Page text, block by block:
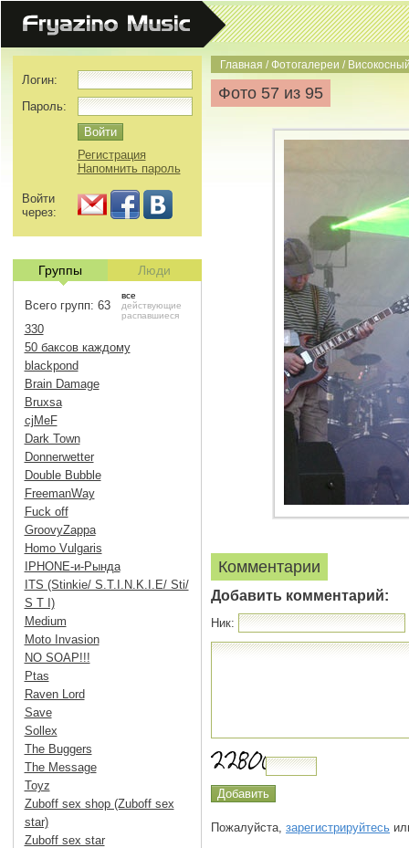
Главная /Фотогалереи /
Фото 57 из 95
Комментарии
Добавить комментарий:
Ник:
Пожалуйста, зарегистрируйтесь
Логин:
Пароль:
Регистрация
Напомнить пароль
Войти
через:
Группы Люди
Всего групп: 63
все
действующие
распавшиеся
330
50 баксов каждому
blackpond
Brain Damage
Bruxsa
cjMeF
Dark Town
Donnerwetter
Double Bubble
FreemanWay
Fuck off
GroovyZappa
Homo Vulgaris
IPHONE-и-Рында
ITS (Stinkie/ S.T.I.N.K.I.E/ Sti/
S T I)
Medium
Moto Invasion
NO SOAP!!!
Ptas
Raven Lord
Save
Sollex
The Buggers
The Message
Toyz
Zuboff sex shop (Zuboff sex
star)
Zuboff sex star